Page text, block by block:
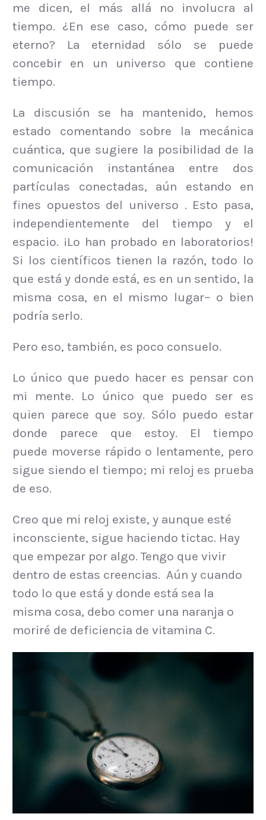
me dicen, el más allá no involucra al
tiempo. ¿En ese caso, cómo puede ser
eterno? La eternidad sólo se puede
concebir en un universo que contiene
tiempo.
La discusión se ha mantenido, hemos
estado comentando sobre la mecánica
cuántica, que sugiere la posibilidad de la
comunicación instantánea entre dos
partículas conectadas, aún estando en
fines opuestos del universo . Esto pasa,
independientemente del tiempo y el
espacio. ¡Lo han probado en laboratorios!
Si los científicos tienen la razón, todo lo
que está y donde está, es en un sentido, la
misma cosa, en el mismo lugar– o bien
podría serlo.
Pero eso, también, es poco consuelo.
Lo único que puedo hacer es pensar con
mi mente. Lo único que puedo ser es
quien parece que soy. Sólo puedo estar
donde parece que estoy. El tiempo
puede moverse rápido o lentamente, pero
sigue siendo el tiempo; mi reloj es prueba
de eso.
Creo que mi reloj existe, y aunque esté
inconsciente, sigue haciendo tictac. Hay
que empezar por algo. Tengo que vivir
dentro de estas creencias. Aún y cuando
todo lo que está y donde está sea la
misma cosa, debo comer una naranja o
moriré de deficiencia de vitamina C.